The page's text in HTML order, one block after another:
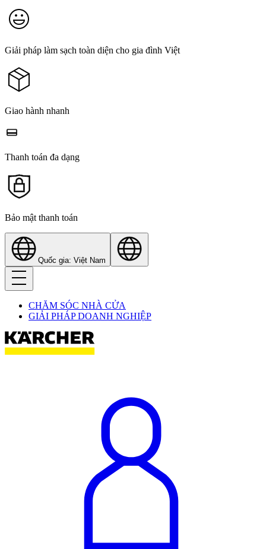
Giải pháp làm sạch toàn diện cho gia đình Việt
Giao hành nhanh
Thanh toán đa dạng
Bảo mật thanh toán
Quốc gia: Việt Nam
CHĂM SÓC NHÀ CỬA
GIẢI PHÁP DOANH NGHIỆP